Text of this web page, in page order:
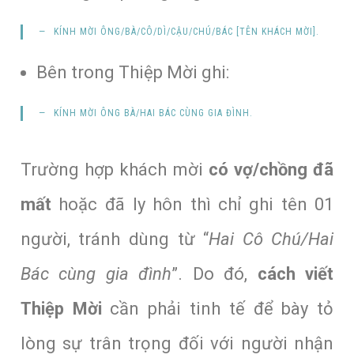
KÍNH MỜI ÔNG/BÀ/CÔ/DÌ/CẬU/CHÚ/BÁC TÊN KHÁCH MỜI ].
Bên trong Thiệp Mời ghi:
KÍNH MỜI ÔNG BÀ/HAI BÁC CÙNG GIA ĐÌNH .
Trường hợp khách mời có vợ/chồng đã
mất hoặc đã ly hôn thì chỉ ghi tên 01
người, tránh dùng từ “Hai Cô Chú/Hai
Bác cùng gia đình”. Do đó, cách viết
Thiệp Mời cần phải tinh tế để bày tỏ
lòng sự trân trọng đối với người nhận